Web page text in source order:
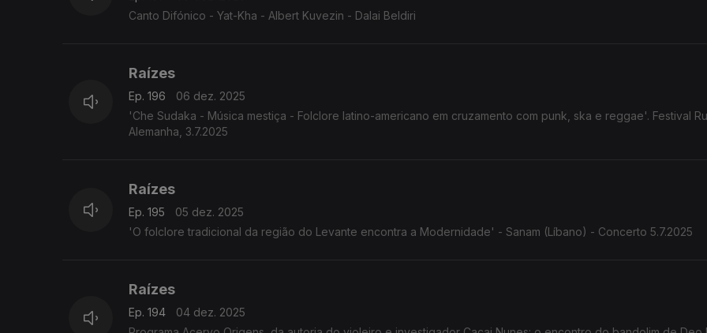
Canto Difónico - Yat-Kha - Albert Kuvezin - Dalai Beldiri
Raízes
Ep. 196
06 dez. 2025
'Che Sudaka - Música mestiça - Folclore latino-americano em cruzamento com punk, ska e reggae'. Festival
Alemanha, 3.7.2025
Raízes
Ep. 195
05 dez. 2025
'O folclore tradicional da região do Levante encontra a Modernidade' - Sanam (Líbano) - Concerto 5.7.2025
Raízes
Ep. 194
04 dez. 2025